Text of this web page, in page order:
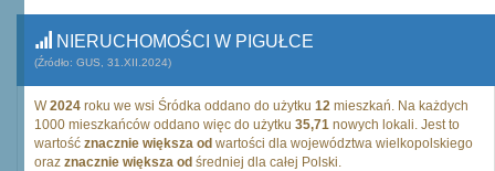
NIERUCHOMOŚCI W PIGUŁCE
(Źródło: GUS, 31.XII.2024)
W2024 roku we wsi Śródka oddano do użytku 12 mieszkań. Na każdych
1000 mieszkańców oddano więc do użytku 35,71 nowych lokali. Jest to
wartość znacznie większa od wartości dla województwa wielkopolskiego
oraz znacznie większa od średniej dla całej Polski.